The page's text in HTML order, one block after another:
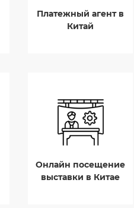
Платежный агент в
Китай
Онлайн посещение
выставки в Китае